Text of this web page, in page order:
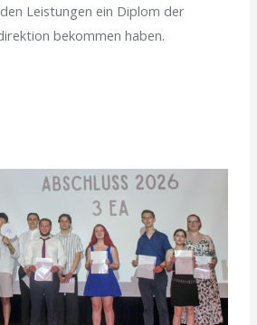
Leistungen ein Diplom der
bekommen haben.